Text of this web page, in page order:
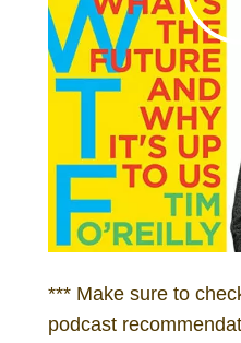
*** Make sure to
podcast